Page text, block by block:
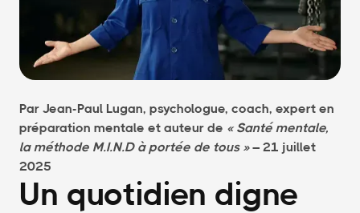
Par Jean-Paul Lugan, psychologue, coach, expert en
préparation mentale et auteur de « Santé mentale,
la méthode M.I.N.D à portée de tous »– 21 juillet
2025
Un quotidien digne